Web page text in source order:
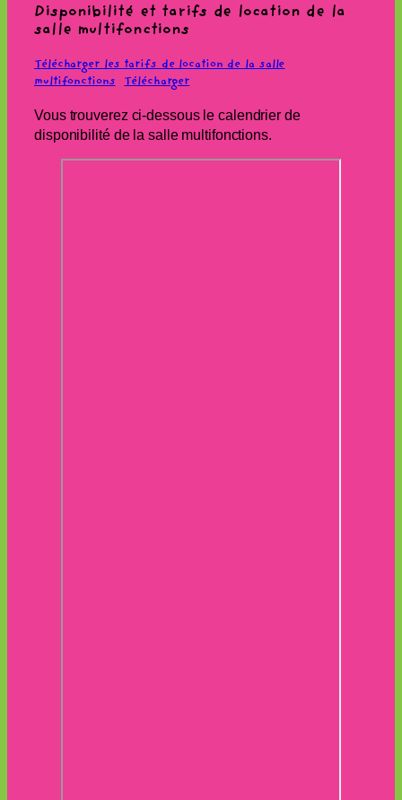
Disponibilité et tarifs de location de la
salle multifonctions
Télécharger les tarifs de location de la salle
multifonctions Télécharger
Vous trouverez ci-dessous le calendrier de
disponibilité de la salle multifonctions.